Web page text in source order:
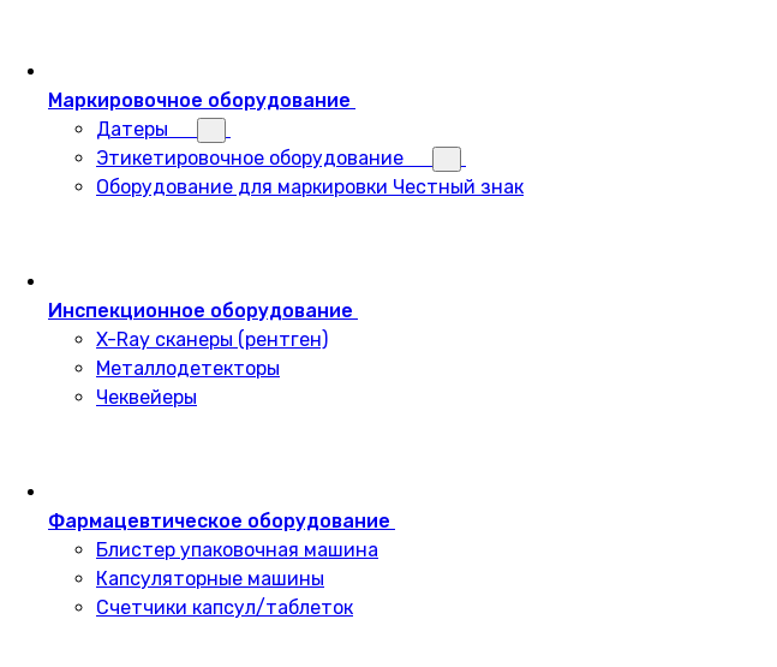
Маркировочное оборудование
Датеры
Этикетировочное оборудование
Оборудование для маркировки Честный знак
Инспекционное оборудование
X-Ray сканеры (рентген)
Металлодетекторы
Чеквейеры
Фармацевтическое оборудование
Блистер упаковочная машина
Капсуляторные машины
Счетчики капсул/таблеток